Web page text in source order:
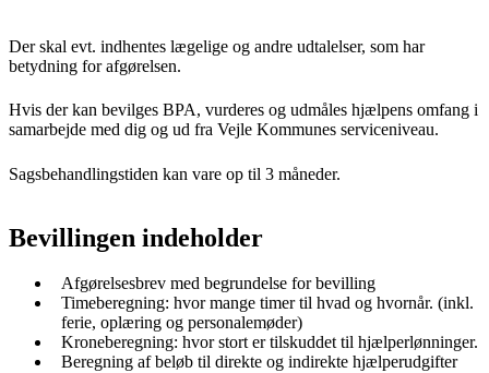
Der skal evt. indhentes lægelige og andre udtalelser, som har
betydning for afgørelsen.
Hvis der kan bevilges BPA, vurderes og udmåles hjælpens omfang i
samarbejde med dig og ud fra Vejle Kommunes serviceniveau.
Sagsbehandlingstiden kan vare op til 3 måneder.
Bevillingen indeholder
Afgørelsesbrev med begrundelse for bevilling
Timeberegning: hvor mange timer til hvad og hvornår. (inkl.
ferie, oplæring og personalemøder)
Kroneberegning: hvor stort er tilskuddet til hjælperlønninger.
Beregning af beløb til direkte og indirekte hjælperudgifter